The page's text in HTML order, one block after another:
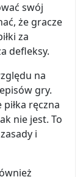
swój
że gracze
za
defleksy.
na
gry.
ręczna
nie jest. To
i